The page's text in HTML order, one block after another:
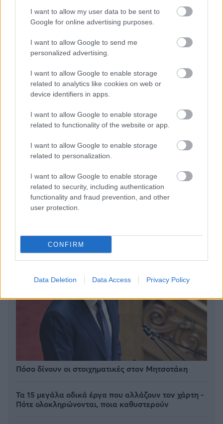
I want to allow my user data to be sent to
Google for online advertising purposes.
I want to allow Google to send me
personalized advertising.
I want to allow Google to enable storage
related to analytics like cookies on web or
device identifiers in apps.
I want to allow Google to enable storage
related to functionality of the website or app.
I want to allow Google to enable storage
related to personalization.
I want to allow Google to enable storage
related to security, including authentication
functionality and fraud prevention, and other
user protection.
CONFIRM
Data Deletion Data Access Privacy Policy
Έλληνες να απορούν
εντυπωσιάζει με το καλλίγραμμο σώμα της
Βλαδίμηρος Κυριακίδης: «Δεν πιστεύω στον Θεό -
Είναι δημιούργημα του ανθρώπου»
Πόσο δίνουν οι στοιχηματικές στον Μητσοτάκη
Τα 15 μεγάλα οδικά έργα που αλλάζουν τον χάρτη -
Πότε ολοκληρώνονται, ποια καθυστερούν